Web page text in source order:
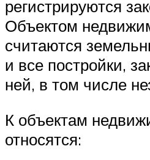
регистрируются
Объектом
считаются
и все постройки,
ней, в том числе
К объектам
относятся: